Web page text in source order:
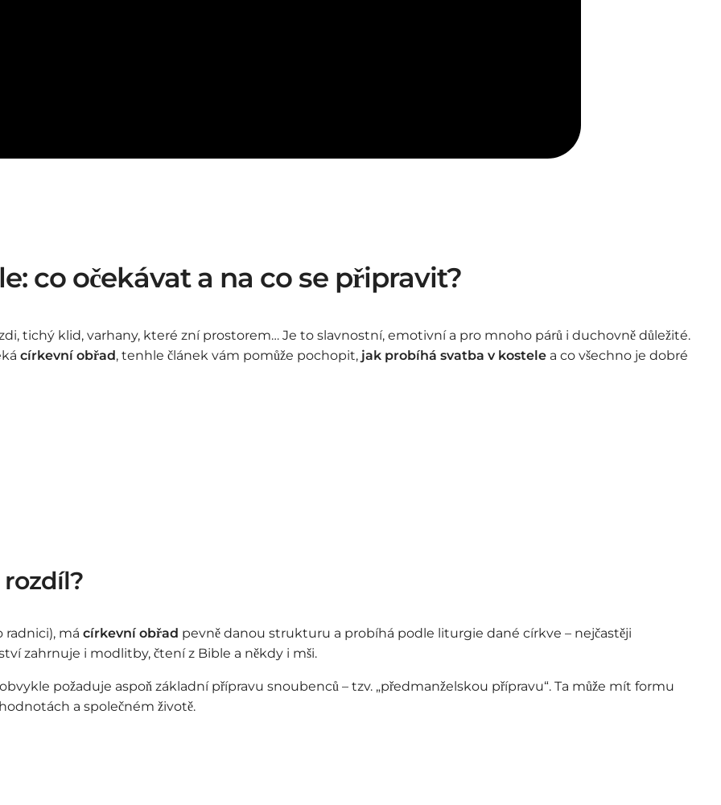
co očekávat a na co se připravit?
tichý klid, varhany, které zní prostorem… Je to slavnostní, emotivní a pro mnoho párů i duchovně důležité.
církevní obřad, tenhle článek vám pomůže pochopit, jak probíhá svatba v kostele a co všechno je dobré
radnici), má církevní obřad pevně danou strukturu a probíhá podle liturgie dané církve – nejčastěji
zahrnuje i modlitby, čtení z Bible a někdy i mši.
požaduje aspoň základní přípravu snoubenců – tzv. „předmanželskou přípravu“. Ta může mít formu
a společném životě.